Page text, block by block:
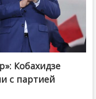
Кобахидзе
с партией